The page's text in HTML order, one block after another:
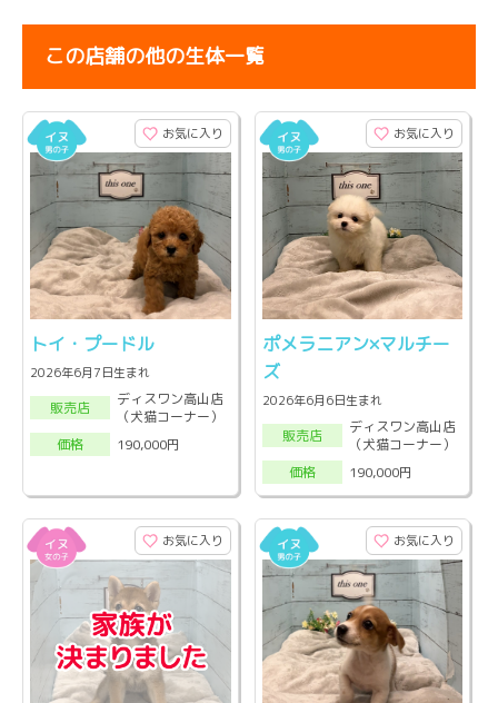
この店舗の他の生体一覧
お気に入り
トイ・プードル
2026年6月7日生まれ
販売店
ディスワン高山店
（犬猫コーナー）
価格
190,000円
お気に入り
ポメラニアン×マルチー
ズ
2026年6月6日生まれ
販売店
ディスワン高山店
（犬猫コーナー）
価格
190,000円
お気に入り お気に入り